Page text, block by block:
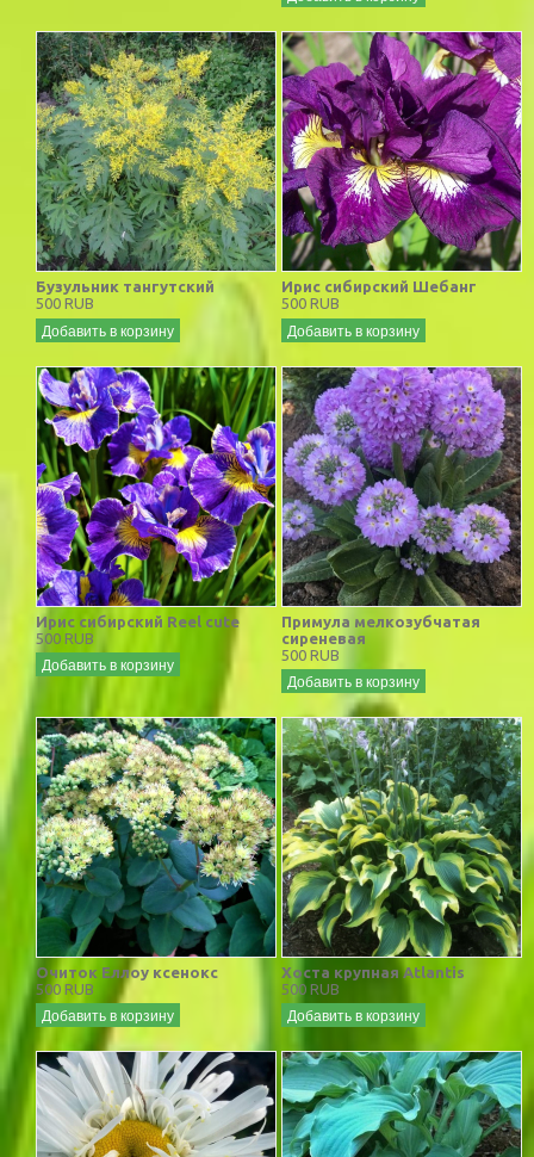
Бузульник тангутский
500 RUB
Добавить в корзину
Ирис сибирский Шебанг
500 RUB
Добавить в корзину
Ирис сибирский Reel cute
500 RUB
Добавить в корзину
Примула мелкозубчатая
сиреневая
500 RUB
Добавить в корзину
Очиток Еллоу ксенокс
500 RUB
Добавить в корзину
Хоста крупная Atlantis
500 RUB
Добавить в корзину